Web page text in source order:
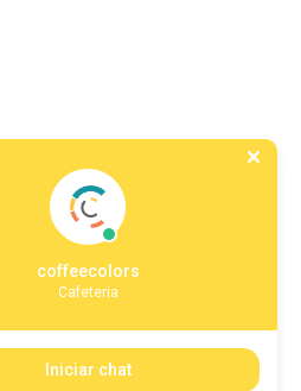
coffeecolors
Cafeteria
Iniciar chat